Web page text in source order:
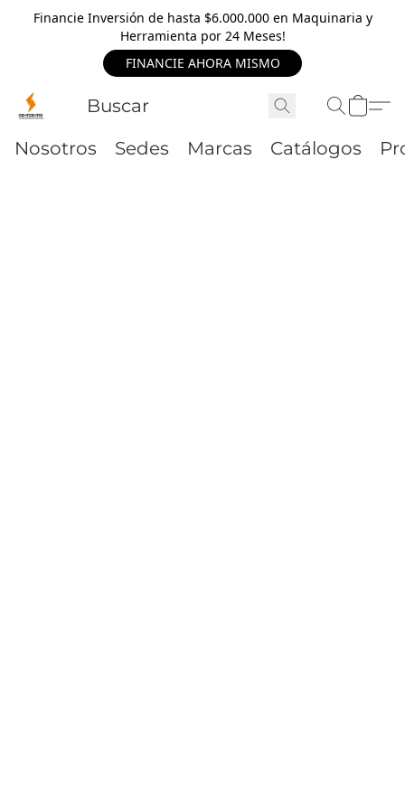
Financie Inversión de hasta $6.000.000 en Maquinaria y
Herramienta por 24 Meses!
FINANCIE AHORA MISMO
Nosotros Sedes Marcas Catálogos